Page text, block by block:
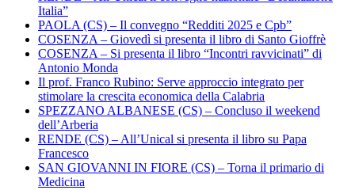
Italia”
PAOLA (CS) – Il convegno “Redditi 2025 e Cpb”
COSENZA – Giovedì si presenta il libro di Santo Gioffrè
COSENZA – Si presenta il libro “Incontri ravvicinati” di
Antonio Monda
Il prof. Franco Rubino: Serve approccio integrato per
stimolare la crescita economica della Calabria
SPEZZANO ALBANESE (CS) – Concluso il weekend
dell’Arberia
RENDE (CS) – All’Unical si presenta il libro su Papa
Francesco
SAN GIOVANNI IN FIORE (CS) – Torna il primario di
Medicina